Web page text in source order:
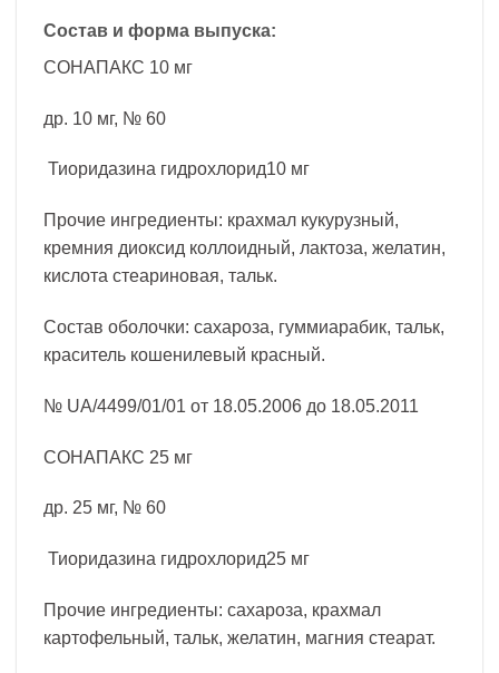
Состав и форма выпуска:
СОНАПАКС 10 мг
др. 10 мг, № 60
Тиоридазина гидрохлорид10 мг
Прочие ингредиенты: крахмал кукурузный,
кремния диоксид коллоидный, лактоза, желатин,
кислота стеариновая, тальк.
Состав оболочки: сахароза, гуммиарабик, тальк,
краситель кошенилевый красный.
№ UA/4499/01/01 от 18.05.2006 до 18.05.2011
СОНАПАКС 25 мг
др. 25 мг, № 60
Тиоридазина гидрохлорид25 мг
Прочие ингредиенты: сахароза, крахмал
картофельный, тальк, желатин, магния стеарат.